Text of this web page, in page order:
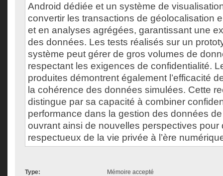
Android dédiée et un système de
convertir les transactions de géolocalisation
et en analyses agrégées, garantissant une
des données. Les tests réalisés sur un
système peut gérer de gros volumes de
respectant les exigences de confidentialité.
produites démontrent également l’efficacité
la cohérence des données simulées. Cette
distingue par sa capacité à combiner
performance dans la gestion des données
ouvrant ainsi de nouvelles perspectives pour
respectueux de la vie privée à l’ère
Type:
Mémoire accepté